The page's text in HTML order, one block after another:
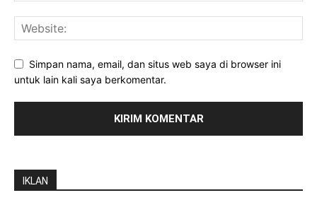
Simpan nama, email, dan situs web saya di browser ini
untuk lain kali saya berkomentar.
IKLAN